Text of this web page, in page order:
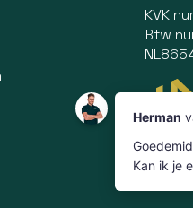
KVK
Btw